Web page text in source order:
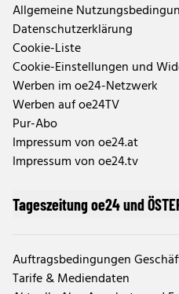
Allgemeine
Datenschutzerklärung
Cookie-Liste
Cookie-Einstellungen und
Werben im oe24-Netzwerk
Werben auf oe24TV
Pur-Abo
Impressum von oe24.at
Impressum von oe24.tv
Tageszeitung oe24 und
Auftragsbedingungen
Tarife & Mediendaten